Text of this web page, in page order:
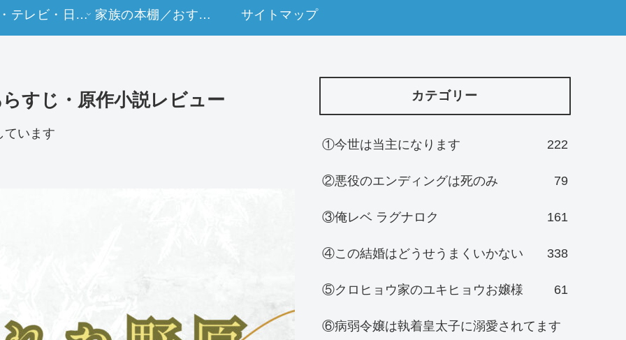
映画・テレビ・日常生活 家族の本棚／おすすめミュージアム サイトマップ
すじ・原作小説レビュー
います
カテゴリー
①今世は当主になります 222
②悪役のエンディングは死のみ 79
③俺レベ ラグナロク 161
④この結婚はどうせうまくいかない 338
⑤クロヒョウ家のユキヒョウお嬢様 61
⑥病弱令嬢は執着皇太子に溺愛されてます